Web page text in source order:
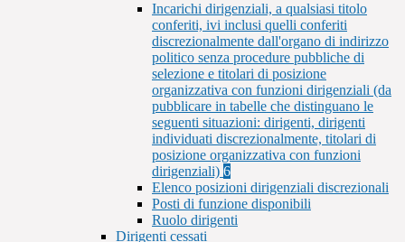
Incarichi dirigenziali, a qualsiasi titolo
conferiti, ivi inclusi quelli conferiti
discrezionalmente dall'organo di indirizzo
politico senza procedure pubbliche di
selezione e titolari di posizione
organizzativa con funzioni dirigenziali (da
pubblicare in tabelle che distinguano le
seguenti situazioni: dirigenti, dirigenti
individuati discrezionalmente, titolari di
posizione organizzativa con funzioni
dirigenziali) 6
Elenco posizioni dirigenziali discrezionali
Posti di funzione disponibili
Ruolo dirigenti
Dirigenti cessati